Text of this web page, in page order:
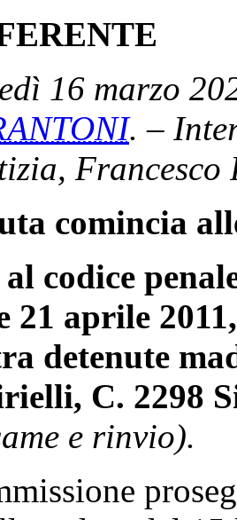
16 marzo
. –
Francesco
comincia
codice
21 aprile
detenute
C. 2298
e rinvio).